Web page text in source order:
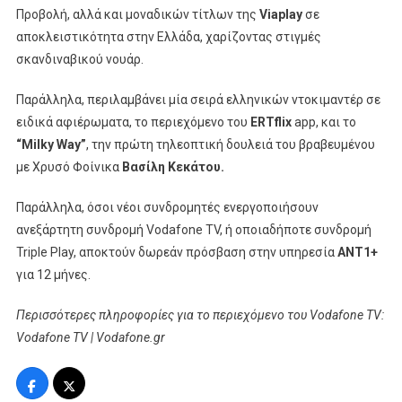
Προβολή, αλλά και μοναδικών τίτλων της Viaplayσε
αποκλειστικότητα στην Ελλάδα, χαρίζοντας στιγμές
σκανδιναβικού νουάρ.
Παράλληλα, περιλαμβάνει μία σειρά ελληνικών ντοκιμαντέρ σε
ειδικά αφιέρωματα, το περιεχόμενο του ERTflixapp, και το
“MilkyWay”, την πρώτη τηλεοπτική δουλειά του βραβευμένου
με Χρυσό Φοίνικα Βασίλη Κεκάτου.
Παράλληλα, όσοι νέοι συνδρομητές ενεργοποιήσουν
ανεξάρτητη συνδρομή Vodafone TV, ή οποιαδήποτε συνδρομή
Triple Play, αποκτούν δωρεάν πρόσβαση στην υπηρεσίαΑΝΤ1+
για 12 μήνες.
Περισσότερες πληροφορίες για το περιεχόμενο του Vodafone TV:
Vodafone TV| Vodafone. gr